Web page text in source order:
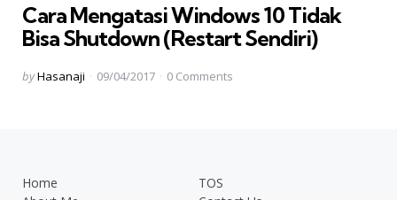
Cara Mengatasi Windows 10 Tidak
Bisa Shutdown (Restart Sendiri)
Posted
byHasanaji 09/04/2017 0 Comments
Home
TOS